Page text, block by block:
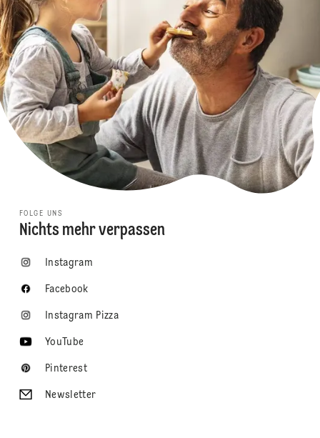
FOLGE UNS
Nichts mehr verpassen
Instagram
Facebook
Instagram Pizza
YouTube
Pinterest
Newsletter